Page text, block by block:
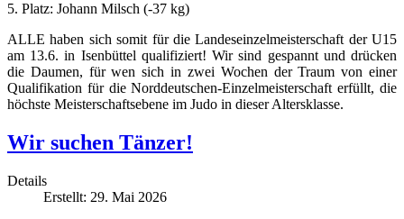
5. Platz: Johann Milsch (-37 kg)
ALLE haben sich somit für die Landeseinzelmeisterschaft der U15
am 13.6. in Isenbüttel qualifiziert! Wir sind gespannt und drücken
die Daumen, für wen sich in zwei Wochen der Traum von einer
Qualifikation für die Norddeutschen-Einzelmeisterschaft erfüllt, die
höchste Meisterschaftsebene im Judo in dieser Altersklasse.
Wir suchen Tänzer!
Details
Erstellt: 29. Mai 2026